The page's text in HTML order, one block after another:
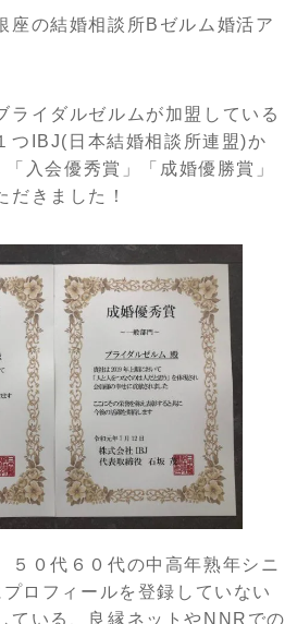
座の結婚相談所Bゼルム婚活ア
ライダルゼルムが加盟している
つIBJ(日本結婚相談所連盟)か
入会優秀賞」「成婚優勝賞」
だきました！
５０代６０代の中高年熟年シニ
ロフィールを登録していない
ている、良縁ネットやNNRでの